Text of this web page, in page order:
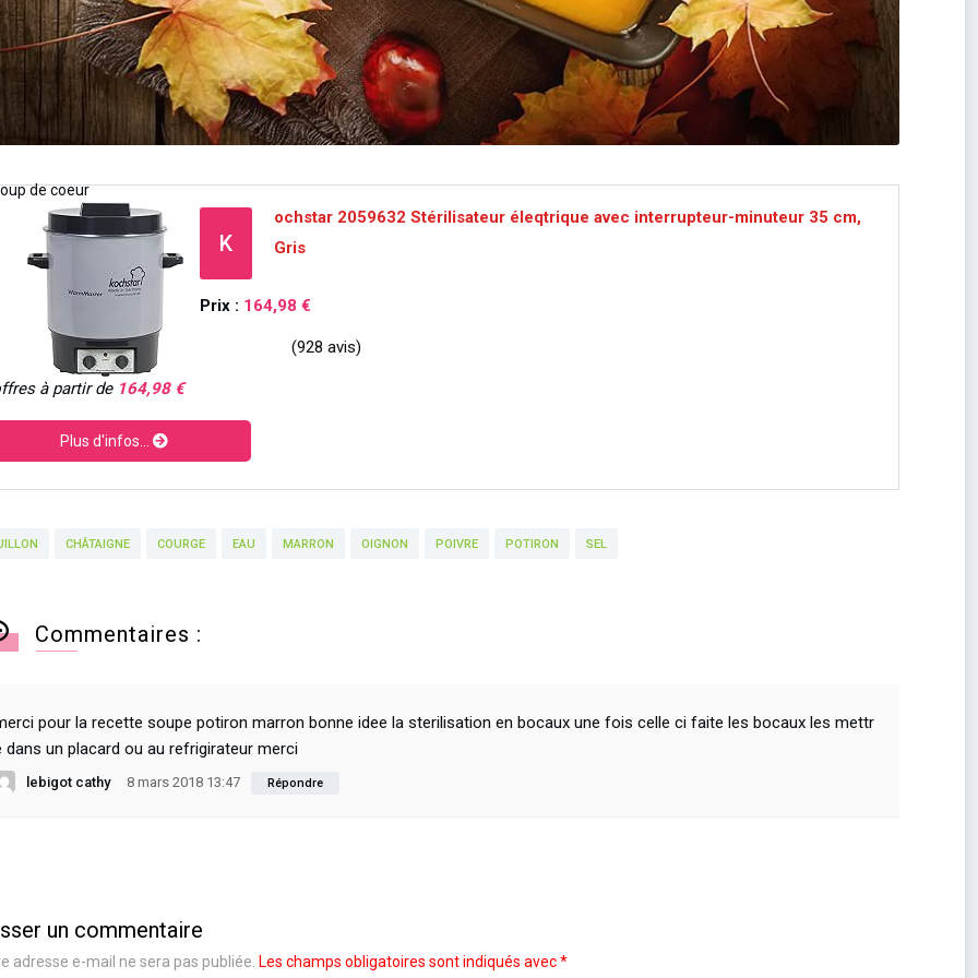
K
ochstar 2059632 Stérilisateur éleqtrique avec interrupteur-minuteur 35 cm,
Gris
Prix : 164,98 €
(928 avis)
à partir de 164,98 €
Plus d'infos...
CHÂTAIGNE COURGE EAU MARRON OIGNON POIVRE POTIRON SEL
Commentaires :
pour la recette soupe potiron marron bonne idee la sterilisation en bocaux une fois celle ci faite les bocaux les mettr
dans un placard ou au refrigirateur merci
lebigot cathy 8 mars 2018 13:47 Répondre
un commentaire
adresse e-mail ne sera pas publiée. Les champs obligatoires sont indiqués avec*